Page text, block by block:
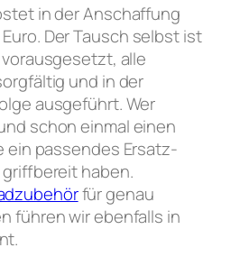
in der Anschaffung
Der Tausch selbst ist
alle
und in der
ausgeführt. Wer
schon einmal einen
ein passendes Ersatz-
haben.
für genau
führen wir ebenfalls in